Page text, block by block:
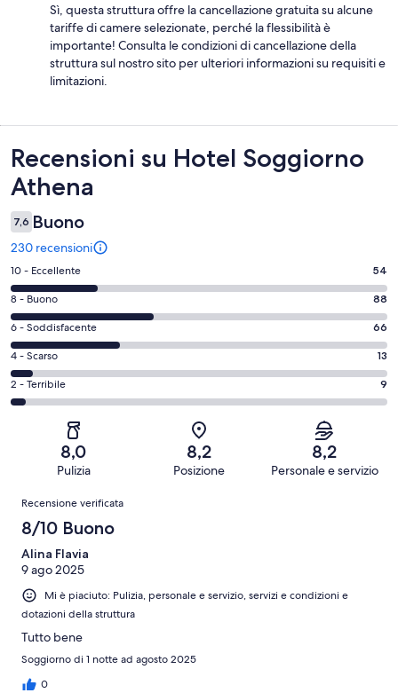
Sì, questa struttura offre la cancellazione gratuita su alcune
tariffe di camere selezionate, perché la flessibilità è
importante! Consulta le condizioni di cancellazione della
struttura sul nostro sito per ulteriori informazioni su requisiti e
limitazioni.
Recensioni
Recensioni su Hotel Soggiorno
Athena
7,6 Buono
230 recensioni
Valutazione
di
10
-
Eccellente.
54
su
230
recensioni
10 - Eccellente 54
Valutazione
di
8
-
Buono.
88
recensioni
8 - Buono 88
Valutazione
di
6
-
Soddisfacente.
recensioni
6 - Soddisfacente 66
Valutazione
di
4
recensioni
4 - Scarso 13
Valutazione
di
Terribile.
su
recensioni
2 - Terribile 9
8,0
Pulizia
8,2
Posizione
8,2
Personale e servizio
Recensioni
Recensione verificata
8/10 Buono
Alina Flavia
9 ago 2025
Mi è piaciuto: Pulizia, personale e servizio, servizi e condizioni e
dotazioni della struttura
Tutto bene
Soggiorno di 1 notte ad agosto 2025
0